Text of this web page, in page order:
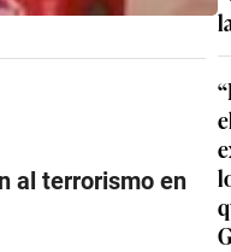
al terrorismo en